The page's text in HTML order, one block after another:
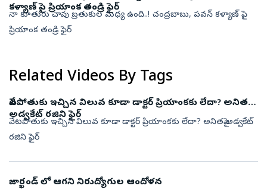
కళ్యాణ్ పై ప్రియాంక తండ్రి ఫైర్
నా కూతురు చావు బ్రతుకుల మధ్య ఉంది..! చంద్రబాబు, పవన్ కళ్యాణ్ పై
ప్రియాంక తండ్రి ఫైర్
Related Videos By Tags
వేటపోతుకు ఇచ్చిన విలువ కూడా డాక్టర్ ప్రియాంకకు లేదా? అనితపై
అడ్వకేట్ రజిని ఫైర్
వేటపోతుకు ఇచ్చిన విలువ కూడా డాక్టర్ ప్రియాంకకు లేదా? అనితపై అడ్వకేట్
రజిని ఫైర్
జార్ఖండ్ లో ఆగని నిరుద్యోగుల ఆందోళన